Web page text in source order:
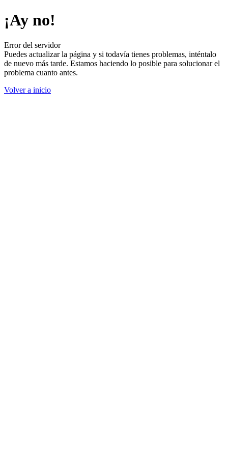
¡Ay no!
Error del servidor
Puedes actualizar la página y si todavía tienes problemas, inténtalo
de nuevo más tarde. Estamos haciendo lo posible para solucionar el
problema cuanto antes.
Volver a inicio